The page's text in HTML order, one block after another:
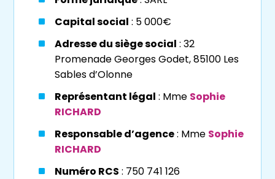
mission de notre agenceViagimmo la
Roche-sur-Yonest de vous accompagner
dans tous vos questionnements, et dans
l’intégralité des démarches d’acquisition ou
de vente d’un bien immobilier.
Nous sommesexperts en viager
d’Etat viaQualiopi, 1er Réseau de France et
3ème agence du Réseau de la Vendée avec
les agences desSables d’Olonne
Capital social : 5 000€
Adresse du siège social : 32
Promenade Georges Godet, 85100 Les
Sables d’Olonne
Représentant légal : Mme Sophie
RICHARD
Responsable d’agence: Mme Sophie
RICHARD
Numéro RCS : 750 741 126